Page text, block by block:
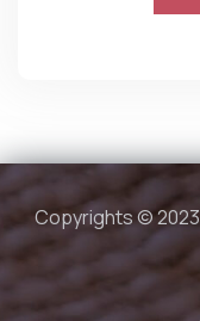
Copyrights © 2023